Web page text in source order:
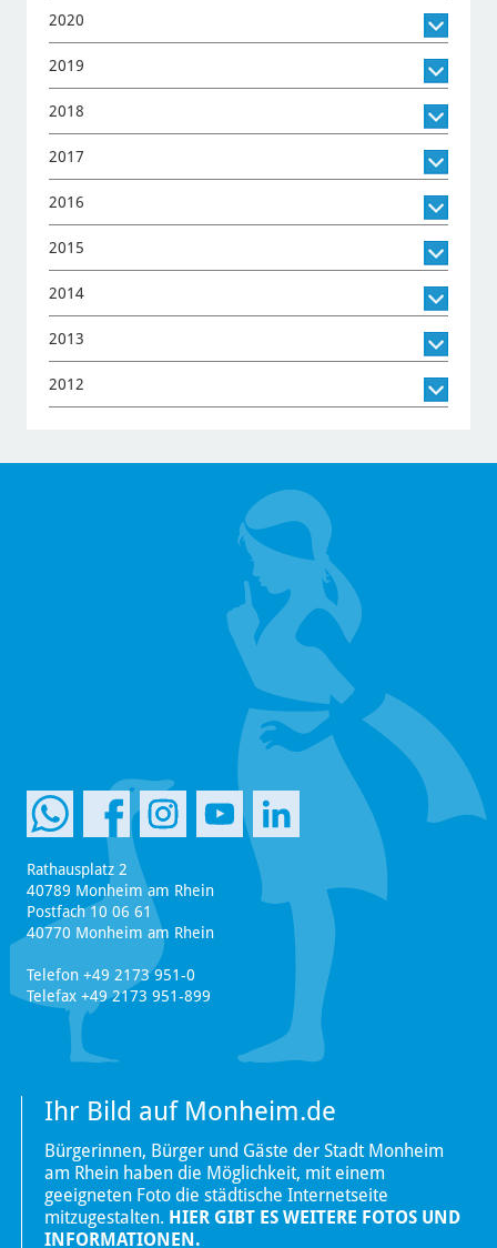
2020
2019
2018
2017
2016
2015
2014
2013
2012
Rathausplatz 2
40789 Monheim am Rhein
Postfach 10 06 61
40770 Monheim am Rhein
Telefon +49 2173 951-0
Telefax +49 2173 951-899
Ihr Bild auf Monheim.de
Bürgerinnen, Bürger und Gäste der Stadt Monheim
am Rhein haben die Möglichkeit, mit einem
geeigneten Foto die städtische Internetseite
mitzugestalten. HIER GIBT ES WEITERE FOTOS UND
INFORMATIONEN.